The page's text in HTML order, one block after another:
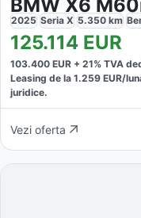
BMW X6
2025 Seria X 5.350 km
125.114 EUR
103.400 EUR + 21% TVA
Leasing de la 1.259 EUR/
juridice.
Vezi oferta